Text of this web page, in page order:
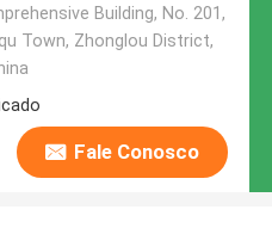
Building, No. 201,
Town, Zhonglou District,
Fale Conosco